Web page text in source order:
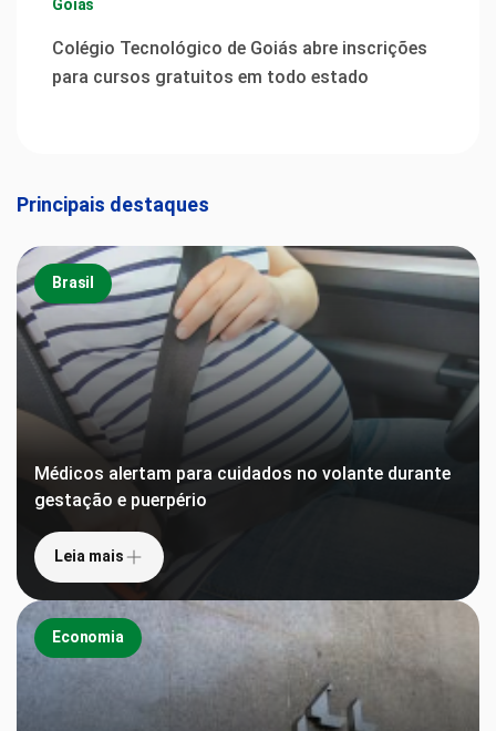
Goiás
Colégio Tecnológico de Goiás abre inscrições
para cursos gratuitos em todo estado
Principais destaques
Brasil
Médicos alertam para cuidados no volante durante
gestação e puerpério
Leia mais
Economia